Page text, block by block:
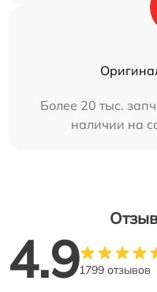
Более 20 тыс.
наличии на
4.91799 отзывов